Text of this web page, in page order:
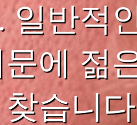
일반적
에 젊
습니